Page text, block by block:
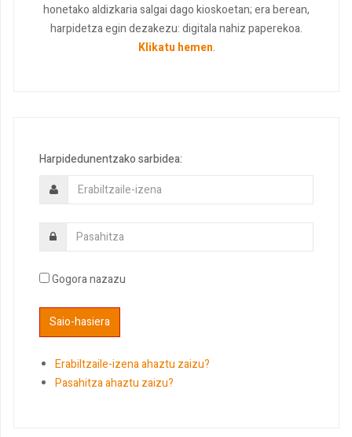
honetako aldizkaria salgai dago kioskoetan; era berean,
harpidetza egin dezakezu: digitala nahiz paperekoa.
Klikatu hemen.
Harpidedunentzako sarbidea:
Gogora nazazu
Erabiltzaile-izena ahaztu zaizu?
Pasahitza ahaztu zaizu?